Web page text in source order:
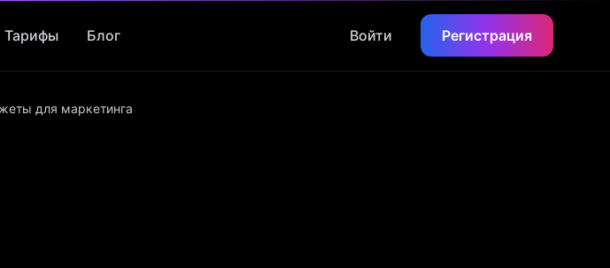
Тарифы Блог Войти Регистрация
для маркетинга